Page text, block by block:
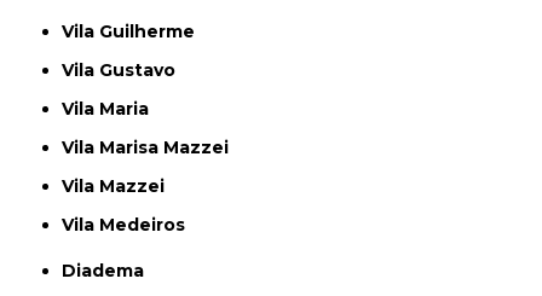
Vila Guilherme
Vila Gustavo
Vila Maria
Vila Marisa Mazzei
Vila Mazzei
Vila Medeiros
Diadema